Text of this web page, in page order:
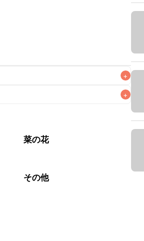
+
+
りください。
菜の花
その他